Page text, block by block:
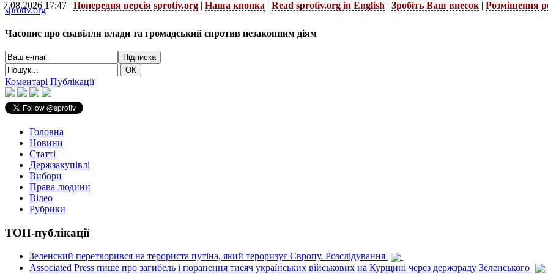
7.08.2026 17:47 | Попередня версія sprotiv.org | Наша кнопка | Read sprotiv.org in English | Зробіть Ваш внесок | Розміщення
sprotiv.org
Часопис про свавілля влади та громадський спротив незаконним діям
Коментарі Публікації
Головна
Новини
Статті
Держзакупівлі
Вибори
Права людини
Відео
Рубрики
ТОП-публікації
Зеленский перетворився на терориста путіна, який тероризує Європу. Розслідування
Associated Press пише про загибель і поранення тисяч українських військових на Курщині через держзраду Зеленського